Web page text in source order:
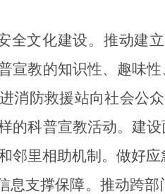
全文化建设。推动建
宣教的知识性、趣味
消防救援站向社会公
的科普宣教活动。建
邻里相助机制。做好
息支撑保障。推动跨